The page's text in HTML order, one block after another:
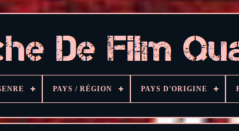
PAYS / RÉGION PAYS D'ORIGINE